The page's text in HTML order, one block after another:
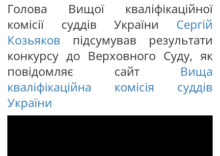
Голова Вищої кваліфікаційної
комісії суддів України Сергій
Козьяков підсумував результати
конкурсу до Верховного Суду, як
повідомляє сайт Вища
кваліфікаційна комісія суддів
України